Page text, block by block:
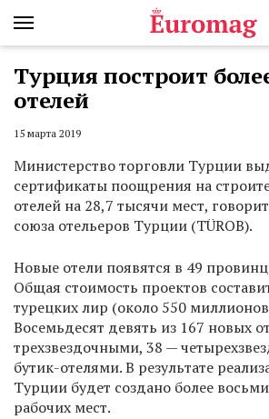
Турция построит
отелей
15 марта 2019
Министерство торговли Турции
сертификаты поощрения на
отелей на 28,7 тысячи мест,
союза отельеров Турции (TÜROB).
Новые отели появятся в 49
Общая стоимость проектов
турецких лир (около 550
Восемьдесят девять из 167 новых
трехзвездочными, 38 —
бутик-отелями. В результате
Турции будет создано более
рабочих мест.